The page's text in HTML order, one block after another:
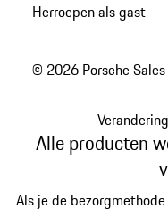
Herroepen als gast
© 2026 Porsche
Alle producten
Als je de